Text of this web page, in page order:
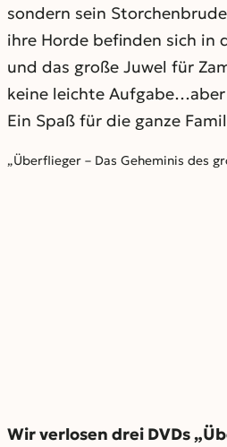
sondern sein
ihre Horde befinden sich in
und das große Juwel für
keine leichte
Ein Spaß für die ganze
„Überflieger – Das Geheminis des
Wir verlosen drei DVDs